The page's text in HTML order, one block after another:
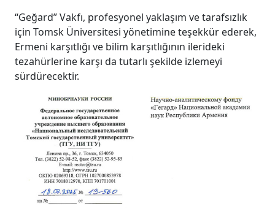
“Geğard” Vakfı, profesyonel yaklaşım ve tarafsızlık
için Tomsk Üniversitesi yönetimine teşekkür ederek,
Ermeni karşıtlığı ve bilim karşıtlığının ilerideki
tezahürlerine karşı da tutarlı şekilde izlemeyi
sürdürecektir.